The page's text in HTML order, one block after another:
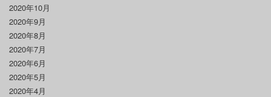
2020年10月
2020年9月
2020年8月
2020年7月
2020年6月
2020年5月
2020年4月